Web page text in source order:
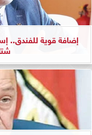
إضافة قوية للفندق..